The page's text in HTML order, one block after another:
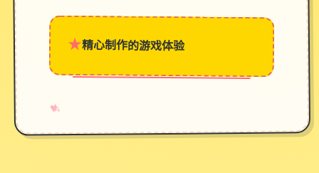
★精心制作的游戏体验
♥
✧
→